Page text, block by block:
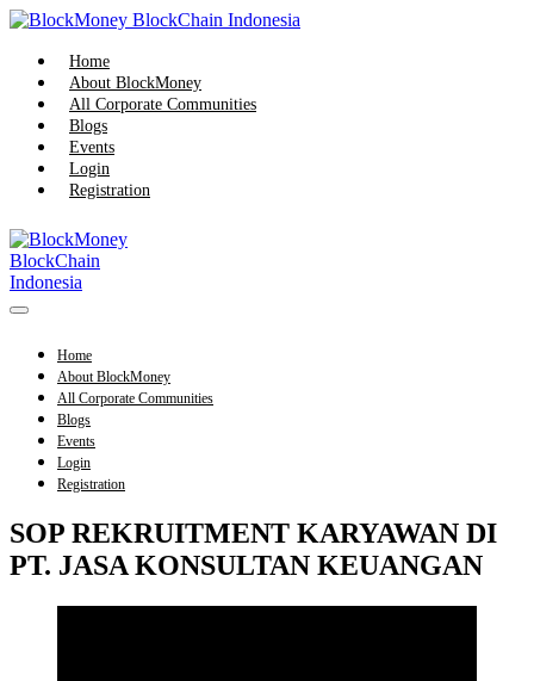
Skip
content
Home
About BlockMoney
All Corporate Communities
Blogs
Events
Login
Registration
Menu
Home
About BlockMoney
All Corporate Communities
Blogs
Events
Login
Registration
SOP REKRUITMENT KARYAWAN DI
PT. JASA KONSULTAN KEUANGAN